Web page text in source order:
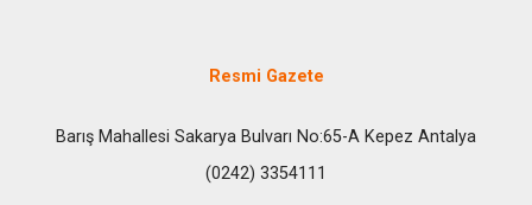
Resmi Gazete
Barış Mahallesi Sakarya Bulvarı No:65-A Kepez Antalya
(0242) 3354111